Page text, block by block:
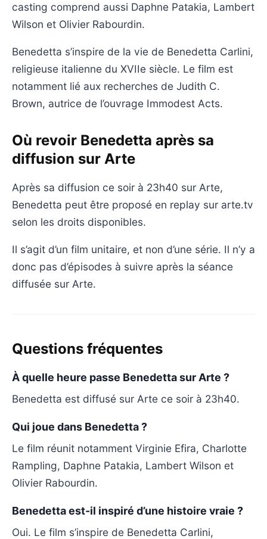
casting comprend aussi Daphne Patakia, Lambert
Wilson et Olivier Rabourdin.
Benedetta s’inspire de la vie de Benedetta Carlini,
religieuse italienne du XVIIe siècle. Le film est
notamment lié aux recherches de Judith C.
Brown, autrice de l’ouvrage Immodest Acts.
Où revoir Benedetta après sa
diffusion sur Arte
Après sa diffusion ce soir à 23h40 sur Arte,
Benedetta peut être proposé en replay sur arte.tv
selon les droits disponibles.
Il s’agit d’un film unitaire, et non d’une série. Il n’y a
donc pas d’épisodes à suivre après la séance
diffusée sur Arte.
Questions fréquentes
À quelle heure passe Benedetta sur Arte ?
Benedetta est diffusé sur Arte ce soir à 23h40.
Qui joue dans Benedetta ?
Le film réunit notamment Virginie Efira, Charlotte
Rampling, Daphne Patakia, Lambert Wilson et
Olivier Rabourdin.
Benedetta est-il inspiré d’une histoire vraie ?
Oui. Le film s’inspire de Benedetta Carlini,